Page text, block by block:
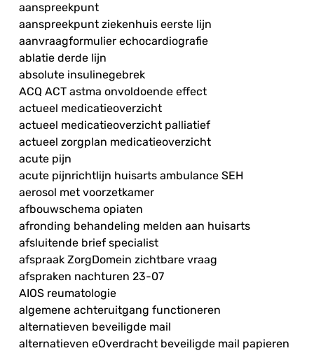
aanspreekpunt
aanspreekpunt ziekenhuis eerste lijn
aanvraagformulier echocardiografie
ablatie derde lijn
absolute insulinegebrek
ACQ ACT astma onvoldoende effect
actueel medicatieoverzicht
actueel medicatieoverzicht palliatief
actueel zorgplan medicatieoverzicht
acute pijn
acute pijnrichtlijn huisarts ambulance SEH
aerosol met voorzetkamer
afbouwschema opiaten
afronding behandeling melden aan huisarts
afsluitende brief specialist
afspraak ZorgDomein zichtbare vraag
afspraken nachturen 23-07
AIOS reumatologie
algemene achteruitgang functioneren
alternatieven beveiligde mail
alternatieven eOverdracht beveiligde mail papieren